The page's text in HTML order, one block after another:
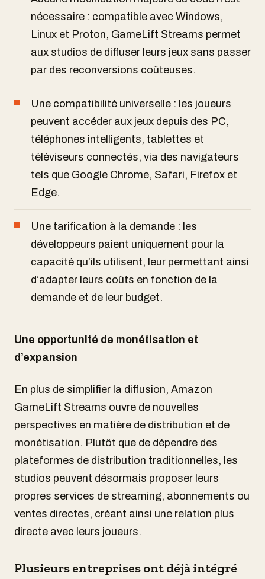
nécessaire : compatible avec Windows,
Linux et Proton, GameLift Streams permet
aux studios de diffuser leurs jeux sans passer
par des reconversions coûteuses.
Une compatibilité universelle : les joueurs
peuvent accéder aux jeux depuis des PC,
téléphones intelligents, tablettes et
téléviseurs connectés, via des navigateurs
tels que Google Chrome, Safari, Firefox et
Edge.
Une tarification à la demande : les
développeurs paient uniquement pour la
capacité qu’ils utilisent, leur permettant ainsi
d’adapter leurs coûts en fonction de la
demande et de leur budget.
Une opportunité de monétisation et
d’expansion
En plus de simplifier la diffusion, Amazon
GameLift Streams ouvre de nouvelles
perspectives en matière de distribution et de
monétisation. Plutôt que de dépendre des
plateformes de distribution traditionnelles, les
studios peuvent désormais proposer leurs
propres services de streaming, abonnements ou
ventes directes, créant ainsi une relation plus
directe avec leurs joueurs.
Plusieurs entreprises ont déjà intégré